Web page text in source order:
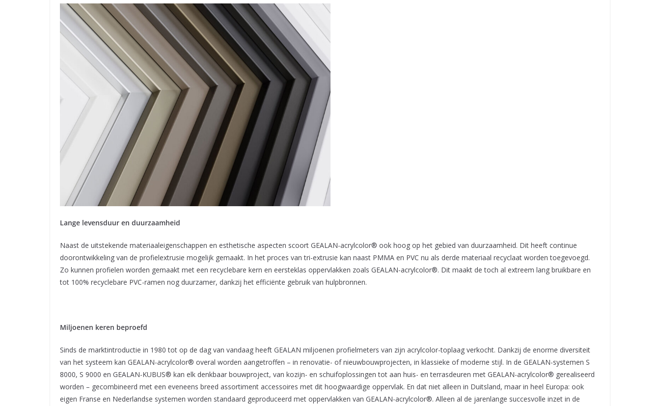
Lange levensduur en duurzaamheid
Naast de uitstekende materiaaleigenschappen en esthetische aspecten scoort GEALAN-acrylcolor® ook hoog op het gebied van duurzaamheid. Dit heeft continue
doorontwikkeling van de profielextrusie mogelijk gemaakt. In het proces van tri-extrusie kan naast PMMA en PVC nu als derde materiaal recyclaat worden toegevoegd.
Zo kunnen profielen worden gemaakt met een recyclebare kern en eersteklas oppervlakken zoals GEALAN-acrylcolor®. Dit maakt de toch al extreem lang bruikbare en
tot 100% recyclebare PVC-ramen nog duurzamer, dankzij het efficiënte gebruik van hulpbronnen.
Miljoenen keren beproefd
Sinds de marktintroductie in 1980 tot op de dag van vandaag heeft GEALAN miljoenen profielmeters van zijn acrylcolor-toplaag verkocht. Dankzij de enorme diversiteit
van het systeem kan GEALAN-acrylcolor® overal worden aangetroffen – in renovatie- of nieuwbouwprojecten, in klassieke of moderne stijl. In de GEALAN-systemen S
8000, S 9000 en GEALAN-KUBUS® kan elk denkbaar bouwproject, van kozijn- en schuifoplossingen tot aan huis- en terrasdeuren met GEALAN-acrylcolor® gerealiseerd
worden – gecombineerd met een eveneens breed assortiment accessoires met dit hoogwaardige oppervlak. En dat niet alleen in Duitsland, maar in heel Europa: ook
eigen Franse en Nederlandse systemen worden standaard geproduceerd met oppervlakken van GEALAN-acrylcolor®. Alleen al de jarenlange succesvolle inzet in de